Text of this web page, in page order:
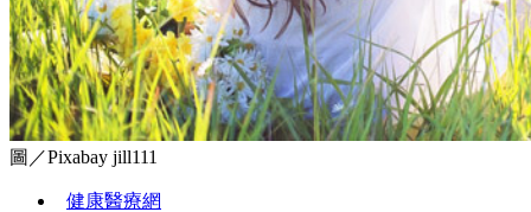
圖／Pixabay jill111
健康醫療網